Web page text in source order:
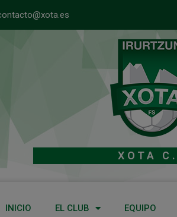
XOTA
INICIO EL CLUB EQUIPO